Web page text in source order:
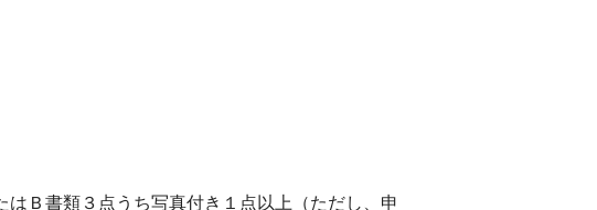
Ｂ書類３点うち写真付き１点以上（ただし、申